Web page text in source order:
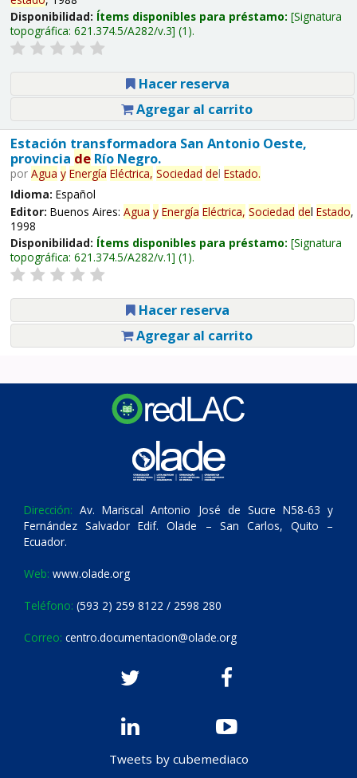
Disponibilidad: Ítems disponibles para préstamo: Signatura
topográfica: 621.374.5/A282/v.3 (1).
Hacer reserva
Agregar al carrito
Estación transformadora San Antonio Oeste,
provincia deRío Negro.
por Agua y Energía Eléctrica, Sociedad del Estado.
Idioma: Español
Editor: Buenos Aires: Agua y Energía Eléctrica, Sociedad del Estado,
1998
Disponibilidad: Ítems disponibles para préstamo: Signatura
topográfica: 621.374.5/A282/v.1 (1).
Hacer reserva
Agregar al carrito
Dirección: Av. Mariscal Antonio José de Sucre N58-63 y
Fernández Salvador Edif. Olade – San Carlos, Quito –
Ecuador.
Web: www.olade.org
Teléfono: (593 2) 259 8122 / 2598 280
Correo: centro.documentacion@olade.org
Tweets by cubemediaco